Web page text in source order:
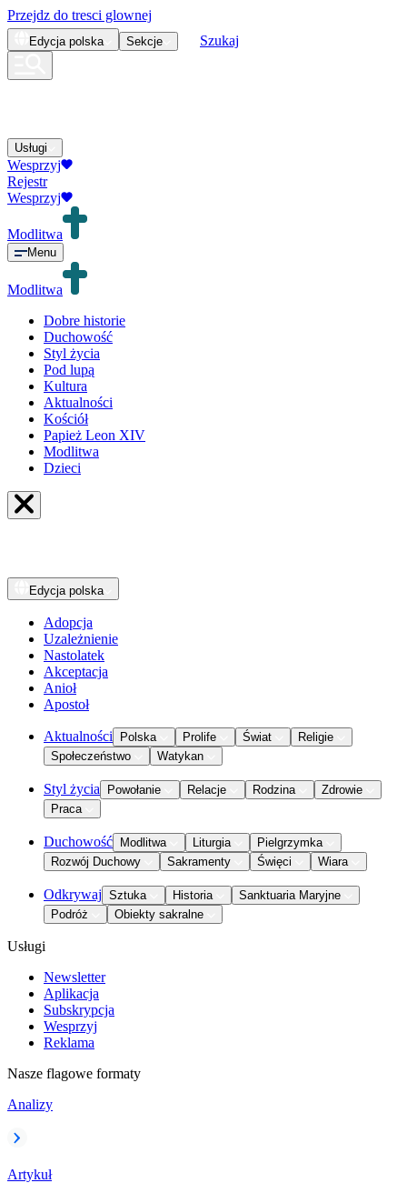
Przejdz do tresci glownej
Edycja polska Sekcje Szukaj
Usługi
Wesprzyj
Rejestr
Wesprzyj
Modlitwa
Menu
Modlitwa
Dobre historie
Duchowość
Styl życia
Pod lupą
Kultura
Aktualności
Kościół
Papież Leon XIV
Modlitwa
Dzieci
Edycja polska
Adopcja
Uzależnienie
Nastolatek
Akceptacja
Anioł
Apostoł
Aktualności Polska Prolife Świat
Religie
Społeczeństwo
Watykan
Styl życia Powołanie Relacje Rodzina
Zdrowie
Praca
Duchowość Modlitwa Liturgia
Pielgrzymka
Rozwój Duchowy
Sakramenty Święci Wiara
Odkrywaj Sztuka Historia
Sanktuaria Maryjne
Podróż
Obiekty sakralne
Usługi
Newsletter
Aplikacja
Subskrypcja
Wesprzyj
Reklama
Nasze flagowe formaty
Analizy
Artykuł